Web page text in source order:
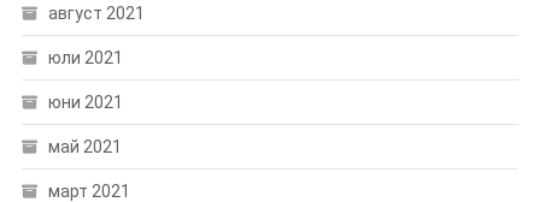
август 2021
юли 2021
юни 2021
май 2021
март 2021